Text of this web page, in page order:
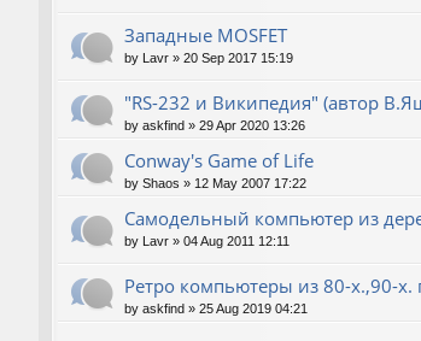
Западные MOSFET
by Lavr » 20 Sep 2017 15:19
"RS-232 и Википедия" (автор
by askfind » 29 Apr 2020 13:26
Conway's Game of Life
by Shaos » 12 May 2007 17:22
Самодельный компьютер из
by Lavr » 04 Aug 2011 12:11
Ретро компьютеры из 80-х.,90-х.
by askfind » 25 Aug 2019 04:21